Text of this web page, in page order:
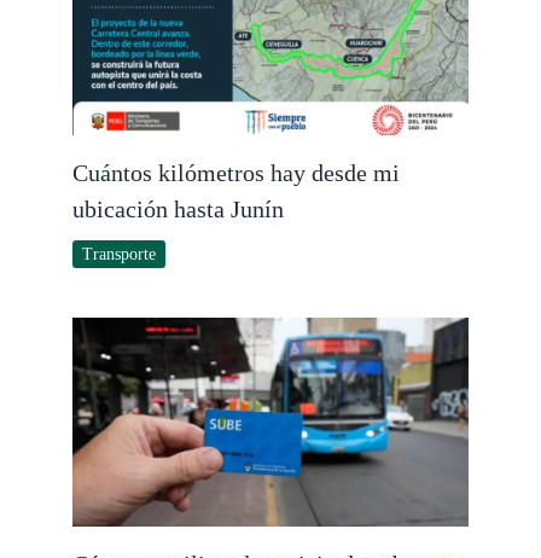
Cuántos kilómetros hay desde mi
ubicación hasta Junín
Transporte